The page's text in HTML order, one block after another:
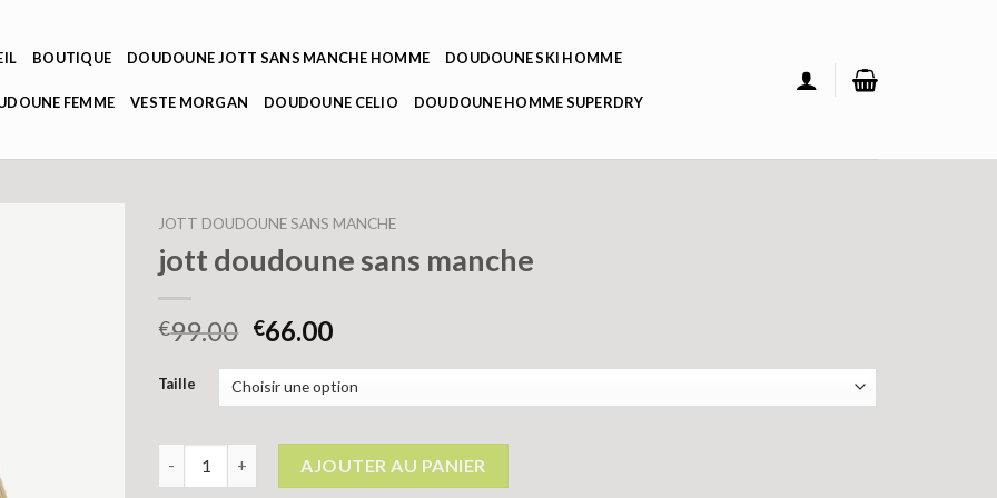
BOUTIQUE DOUDOUNE JOTT SANS MANCHE HOMME DOUDOUNE SKI HOMME
FEMME VESTE MORGAN DOUDOUNE CELIO DOUDOUNE HOMME SUPERDRY
JOTT DOUDOUNE SANS MANCHE
jott doudoune sans manche
€99.00 €66.00
Taille
AJOUTER AU PANIER